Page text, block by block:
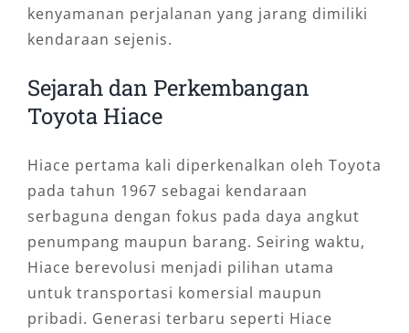
kenyamanan perjalanan yang jarang dimiliki
kendaraan sejenis.
Sejarah dan Perkembangan
Toyota Hiace
Hiace pertama kali diperkenalkan oleh Toyota
pada tahun 1967 sebagai kendaraan
serbaguna dengan fokus pada daya angkut
penumpang maupun barang. Seiring waktu,
Hiace berevolusi menjadi pilihan utama
untuk transportasi komersial maupun
pribadi. Generasi terbaru seperti Hiace